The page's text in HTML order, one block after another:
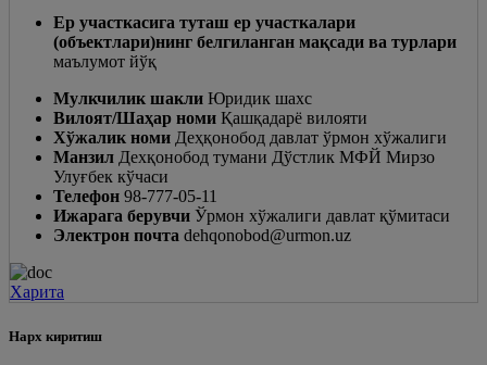
Ер участкасига туташ ер участкалари
(объектлари)нинг белгиланган мақсади ва турлари
маълумот йўқ
Мулкчилик шакли Юридик шахс
Вилоят/Шаҳар номи Қашқадарё вилояти
Хўжалик номи Деҳқонобод давлат ўрмон хўжалиги
Манзил Дехқонобод тумани Дўстлик МФЙ Мирзо
Улуғбек кўчаси
Телефон 98-777-05-11
Ижарага берувчи Ўрмон хўжалиги давлат қўмитаси
Электрон почта dehqonobod@urmon.uz
Харита
Нарх киритиш